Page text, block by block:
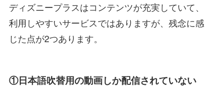
ディズニープラスはコンテンツが充実していて、
利用しやすいサービスではありますが、残念に感
じた点が2つあります。
①日本語吹替用の動画しか配信されていない